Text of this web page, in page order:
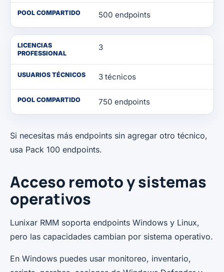
POOL COMPARTIDO 500 endpoints
LICENCIAS
PROFESSIONAL
3
USUARIOS TÉCNICOS 3 técnicos
POOL COMPARTIDO 750 endpoints
Si necesitas más endpoints sin agregar otro técnico,
usa Pack 100 endpoints.
Acceso remoto y sistemas
operativos
Lunixar RMM soporta endpoints Windows y Linux,
pero las capacidades cambian por sistema operativo.
En Windows puedes usar monitoreo, inventario,